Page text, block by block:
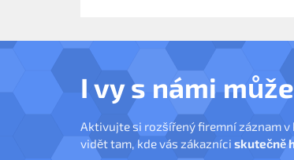
I vy s námi
Aktivujte si rozšířený firemní záznam
vidět tam, kde vás zákazníci skutečně